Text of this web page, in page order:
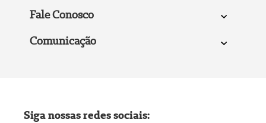
Fale Conosco
Comunicação
Siga nossas redes sociais: